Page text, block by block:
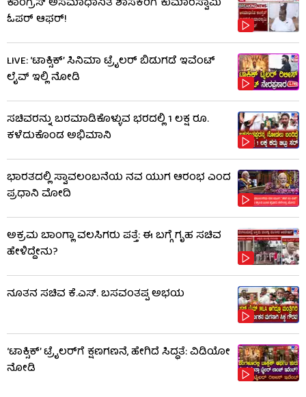
ಓಪರ್ ಆಫರ್!
LIVE: ‘ಟಾಕ್ಸಿಕ್’ ಸಿನಿಮಾ ಟ್ರೈಲರ್ ಬಿಡುಗಡೆ ಇವೆಂಟ್
ಲೈವ್ ಇಲ್ಲಿ ನೋಡಿ
ಸಚಿವರನ್ನು ಬರಮಾಡಿಕೊಳ್ಳುವ ಭರದಲ್ಲಿ 1 ಲಕ್ಷ ರೂ.
ಕಳೆದುಕೊಂಡ ಅಭಿಮಾನಿ
ಭಾರತದಲ್ಲಿ ಸ್ವಾವಲಂಬನೆಯ ನವ ಯುಗ ಆರಂಭ ಎಂದ
ಪ್ರಧಾನಿ ಮೋದಿ
ಅಕ್ರಮ ಬಾಂಗ್ಲಾ ವಲಸಿಗರು ಪತ್ತೆ: ಈ ಬಗ್ಗೆ ಗೃಹ ಸಚಿವ
ಹೇಳಿದ್ದೇನು?
ನೂತನ ಸಚಿವ ಕೆ.ಎಸ್. ಬಸವಂತಪ್ಪ ಅಭಯ
‘ಟಾಕ್ಸಿಕ್’ ಟ್ರೈಲರ್​​ಗೆ ಕ್ಷಣಗಣನೆ, ಹೇಗಿದೆ ಸಿದ್ಧತೆ: ವಿಡಿಯೋ
ನೋಡಿ